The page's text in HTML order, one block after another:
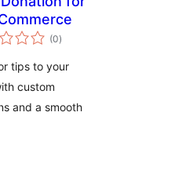
(0कुल
दर)
tips to your
custom
and a smooth